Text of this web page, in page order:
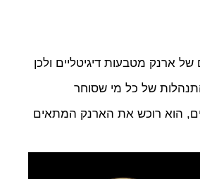
של ארנק מטבעות דיגיטליים ולכן
של כל מי שסוחר
הוא רוכש את הארנק המתאים